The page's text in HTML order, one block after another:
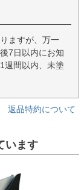
ますが、万一
7日以内にお知
週間以内、未塗
返品特約について
います